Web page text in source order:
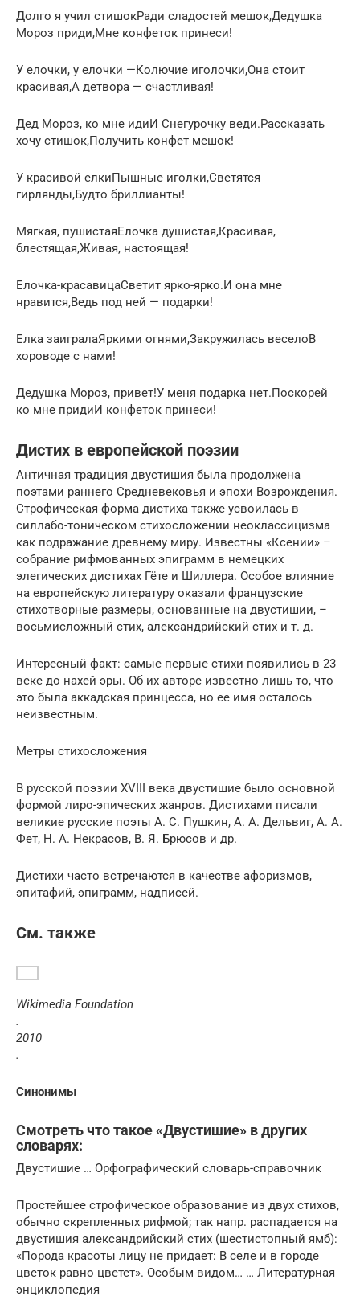
Долго я учил стишокРади сладостей мешок,Дедушка
Мороз приди,Мне конфеток принеси!
У елочки, у елочки —Колючие иголочки,Она стоит
красивая,А детвора — счастливая!
Дед Мороз, ко мне идиИ Снегурочку веди.Рассказать
хочу стишок,Получить конфет мешок!
У красивой елкиПышные иголки,Светятся
гирлянды,Будто бриллианты!
Мягкая, пушистаяЕлочка душистая,Красивая,
блестящая,Живая, настоящая!
Елочка-красавицаСветит ярко-ярко.И она мне
нравится,Ведь под ней — подарки!
Елка заигралаЯркими огнями,Закружилась веселоВ
хороводе с нами!
Дедушка Мороз, привет!У меня подарка нет.Поскорей
ко мне придиИ конфеток принеси!
Дистих в европейской поэзии
Античная традиция двустишия была продолжена
поэтами раннего Средневековья и эпохи Возрождения.
Строфическая форма дистиха также усвоилась в
силлабо-тоническом стихосложении неоклассицизма
как подражание древнему миру. Известны «Ксении» –
собрание рифмованных эпиграмм в немецких
элегических дистихах Гёте и Шиллера. Особое влияние
на европейскую литературу оказали французские
стихотворные размеры, основанные на двустишии, –
восьмисложный стих, александрийский стих и т. д.
Интересный факт: самые первые стихи появились в 23
веке до нахей эры. Об их авторе известно лишь то, что
это была аккадская принцесса, но ее имя осталось
неизвестным.
Метры стихосложения
В русской поэзии XVIII века двустишие было основной
формой лиро-эпических жанров. Дистихами писали
великие русские поэты А. С. Пушкин, А. А. Дельвиг, А. А.
Фет, Н. А. Некрасов, В. Я. Брюсов и др.
Дистихи часто встречаются в качестве афоризмов,
эпитафий, эпиграмм, надписей.
См. также
Wikimedia Foundation
.
2010
.
Синонимы
Смотреть что такое «Двустишие» в других
словарях:
Двустишие … Орфографический словарь-справочник
Простейшее строфическое образование из двух стихов,
обычно скрепленных рифмой; так напр. распадается на
двустишия александрийский стих (шестистопный ямб):
«Порода красоты лицу не придает: В селе и в городе
цветок равно цветет». Особым видом… … Литературная
энциклопедия